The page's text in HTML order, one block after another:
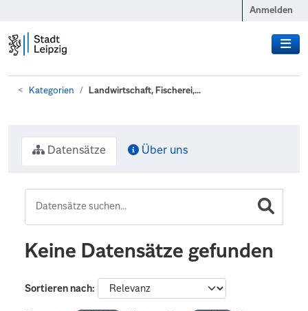
Anmelden
Kategorien Landwirtschaft, Fischerei,...
Datensätze Über uns
Keine Datensätze gefunden
Sortieren nach